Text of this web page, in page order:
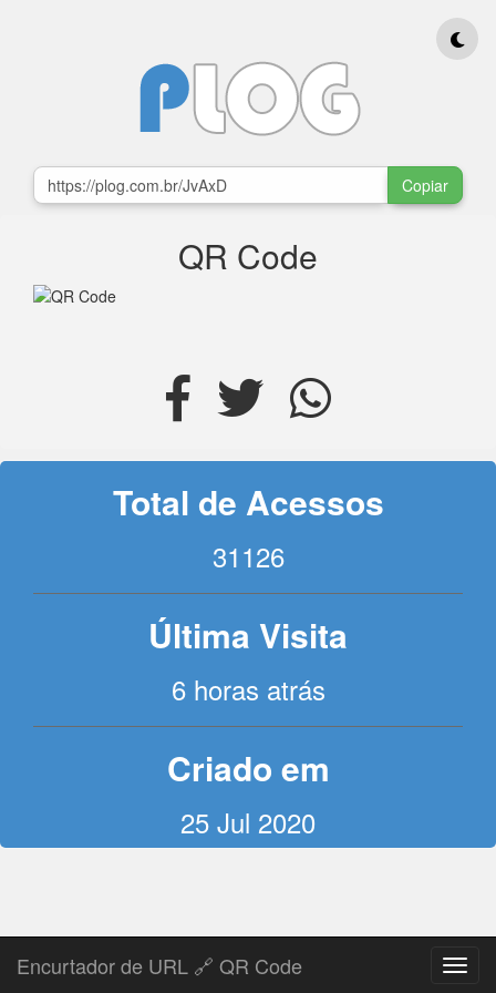
Encurtador de URL 🔗 QR Code
Copiar
QR Code
Total de Acessos
31126
Última Visita
6 horas atrás
Criado em
25 Jul 2020